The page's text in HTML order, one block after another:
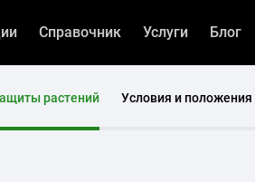
Справочник Услуги Блог
растений Условия и положения